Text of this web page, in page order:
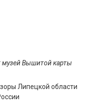
музей Вышитой карты